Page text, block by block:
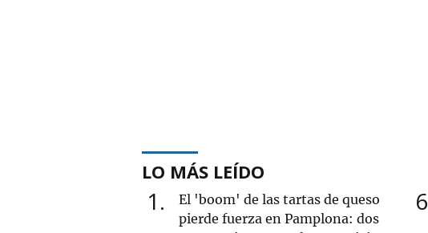
LO MÁS LEÍDO
1
El 'boom' de las tartas de queso
pierde fuerza en Pamplona: dos
6